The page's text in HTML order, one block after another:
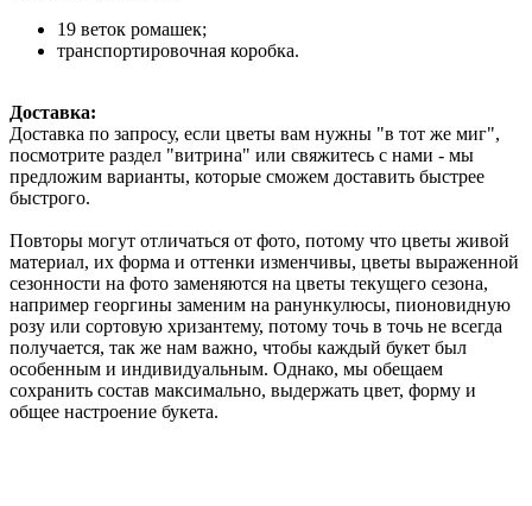
19 веток ромашек;
транспортировочная коробка.
Доставка:
Доставка по запросу, если цветы вам нужны "в тот же миг",
посмотрите раздел "витрина" или свяжитесь с нами - мы
предложим варианты, которые сможем доставить быстрее
быстрого.
Повторы могут отличаться от фото, потому что цветы живой
материал, их форма и оттенки изменчивы, цветы выраженной
сезонности на фото заменяются на цветы текущего сезона,
например георгины заменим на ранункулюсы, пионовидную
розу или сортовую хризантему, потому точь в точь не всегда
получается, так же нам важно, чтобы каждый букет был
особенным и индивидуальным. Однако, мы обещаем
сохранить состав максимально, выдержать цвет, форму и
общее настроение букета.